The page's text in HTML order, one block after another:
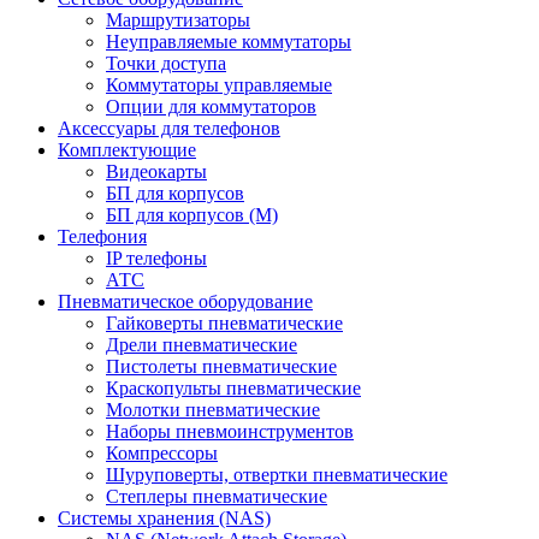
Маршрутизаторы
Неуправляемые коммутаторы
Точки доступа
Коммутаторы управляемые
Опции для коммутаторов
Аксессуары для телефонов
Комплектующие
Видеокарты
БП для корпусов
БП для корпусов (М)
Телефония
IP телефоны
АТС
Пневматическое оборудование
Гайковерты пневматические
Дрели пневматические
Пистолеты пневматические
Краскопульты пневматические
Молотки пневматические
Наборы пневмоинструментов
Компрессоры
Шуруповерты, отвертки пневматические
Степлеры пневматические
Cистемы хранения (NAS)